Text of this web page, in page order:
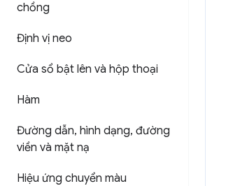
chồng
Định vị neo
Cửa sổ bật lên và hộp thoại
Hàm
Đường dẫn, hình dạng, đường
viền và mặt nạ
Hiệu ứng chuyển màu